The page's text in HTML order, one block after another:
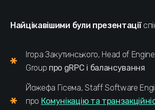
Найцікавішими були презентації
Ігора Закутинського, Head of
Group про gRPC і балансування
Йожефа Гісема, Staff Software
про Комунікацію та